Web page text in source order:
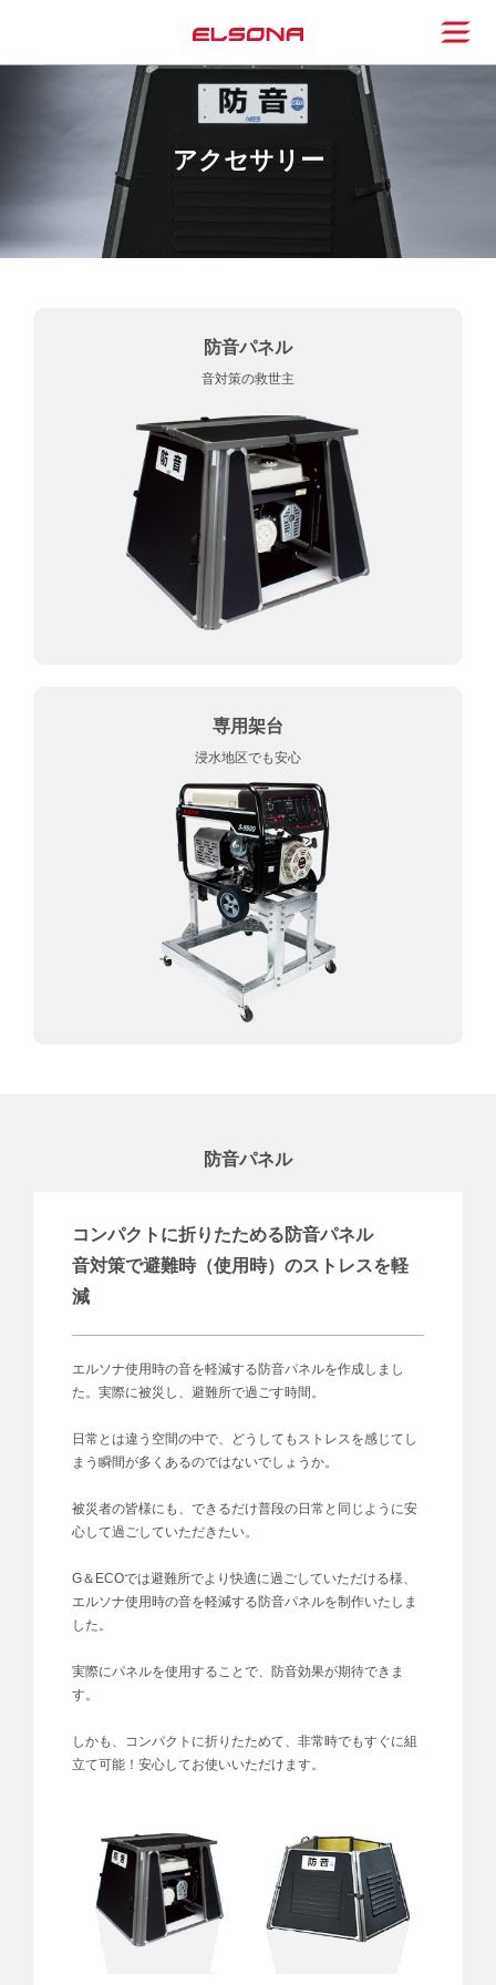
アクセサリー
防音パネル
音対策の救世主
専用架台
浸水地区でも安心
防音パネル
コンパクトに折りたためる防音パネル
音対策で避難時（使用時）のストレスを軽
減
エルソナ使用時の音を軽減する防音パネルを作成しまし
た。実際に被災し、避難所で過ごす時間。
日常とは違う空間の中で、どうしてもストレスを感じてし
まう瞬間が多くあるのではないでしょうか。
被災者の皆様にも、できるだけ普段の日常と同じように安
心して過ごしていただきたい。
G＆ECOでは避難所でより快適に過ごしていただける様、
エルソナ使用時の音を軽減する防音パネルを制作いたしま
した。
実際にパネルを使用することで、防音効果が期待できま
す。
しかも、コンパクトに折りたためて、非常時でもすぐに組
立て可能！安心してお使いいただけます。